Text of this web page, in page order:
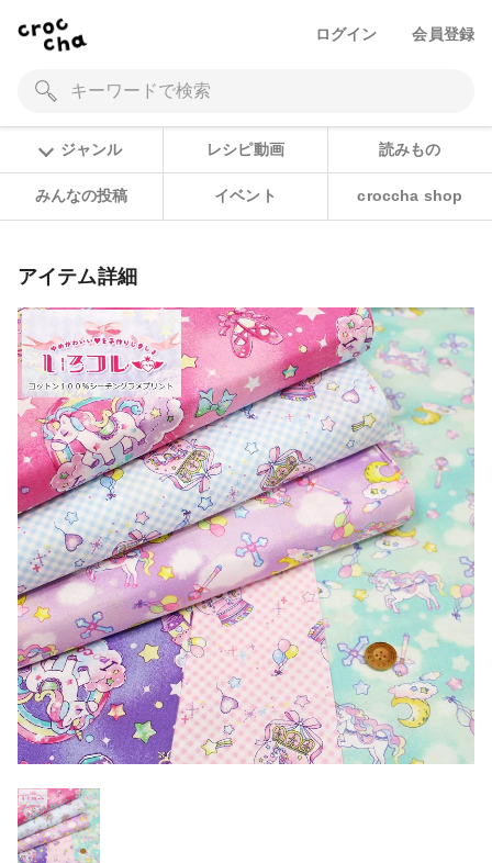
ログイン 会員登録
ジャンル レシピ動画 読みもの
みんなの投稿 イベント croccha shop
アイテム詳細